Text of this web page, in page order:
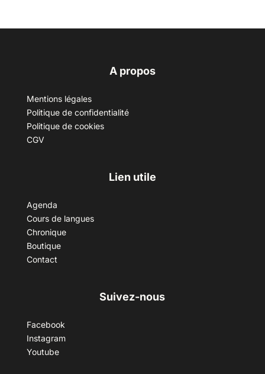
A propos
Mentions légales
Politique de confidentialité
Politique de cookies
CGV
Lien utile
Agenda
Cours de langues
Chronique
Boutique
Contact
Suivez-nous
Facebook
Instagram
Youtube